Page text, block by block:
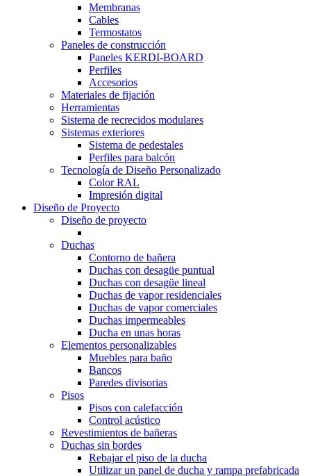
Membranas
Cables
Termostatos
Paneles de construcción
Paneles KERDI-BOARD
Perfiles
Accesorios
Materiales de fijación
Herramientas
Sistema de recrecidos modulares
Sistemas exteriores
Sistema de pedestales
Perfiles para balcón
Tecnología de Diseño Personalizado
Color RAL
Impresión digital
Diseño de Proyecto
Diseño de proyecto
Duchas
Contorno de bañera
Duchas con desagüe puntual
Duchas con desagüe lineal
Duchas de vapor residenciales
Duchas de vapor comerciales
Duchas impermeables
Ducha en unas horas
Elementos personalizables
Muebles para baño
Bancos
Paredes divisorias
Pisos
Pisos con calefacción
Control acústico
Revestimientos de bañeras
Duchas sin bordes
Rebajar el piso de la ducha
Utilizar un panel de ducha y rampa prefabricada